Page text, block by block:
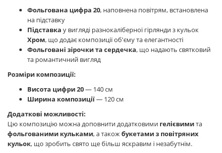
Фольгована цифра 20, наповнена повітрям, встановлена
на підставку
Підставка у вигляді разнокаліберної гірлянди з кульок
Хром, що додає композиції об'єму та елегантності
Фольговані зірочки та сердечка, що надають святковий
та романтичний вигляд
Розміри композиції:
Висота цифри 20— 140 см
Ширина композиції— 120 см
Додаткові можливості:
Цю композицію можна доповнити додатковими гелієвимита
фольгованими кульками, а такожбукетами з повітряних
кульок, що зробить свято ще більш яскравим і незабутнім.